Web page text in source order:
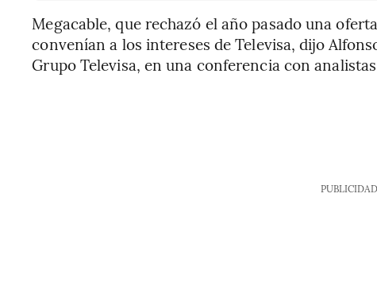
Megacable, que rechazó el año pasado una
convenían a los intereses de Televisa, dijo
Grupo Televisa, en una conferencia con
PUBLICIDAD